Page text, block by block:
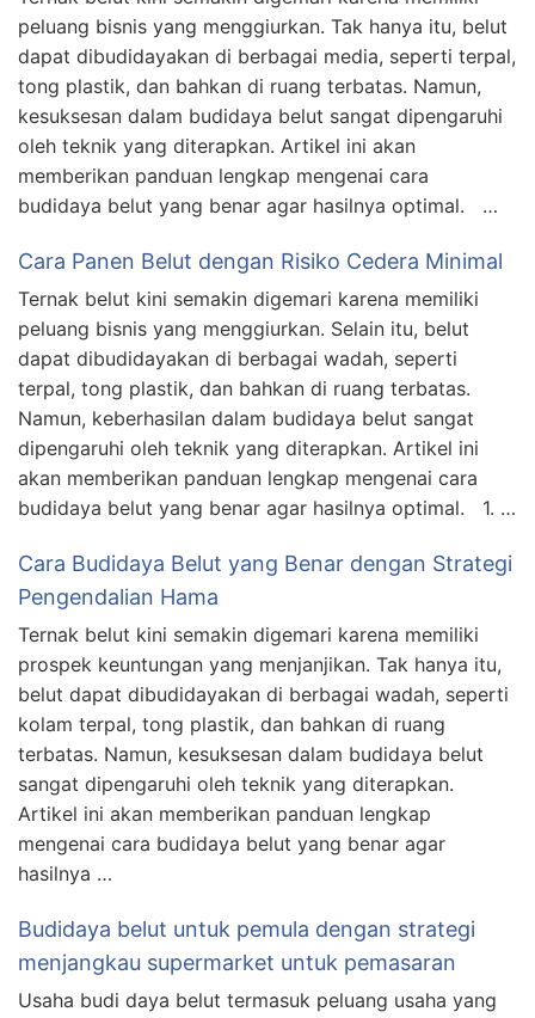
peluang bisnis yang menggiurkan. Tak hanya itu, belut
dapat dibudidayakan di berbagai media, seperti terpal,
tong plastik, dan bahkan di ruang terbatas. Namun,
kesuksesan dalam budidaya belut sangat dipengaruhi
oleh teknik yang diterapkan. Artikel ini akan
memberikan panduan lengkap mengenai cara
budidaya belut yang benar agar hasilnya optimal. …
Cara Panen Belut dengan Risiko Cedera Minimal
Ternak belut kini semakin digemari karena memiliki
peluang bisnis yang menggiurkan. Selain itu, belut
dapat dibudidayakan di berbagai wadah, seperti
terpal, tong plastik, dan bahkan di ruang terbatas.
Namun, keberhasilan dalam budidaya belut sangat
dipengaruhi oleh teknik yang diterapkan. Artikel ini
akan memberikan panduan lengkap mengenai cara
budidaya belut yang benar agar hasilnya optimal. 1. …
Cara Budidaya Belut yang Benar dengan Strategi
Pengendalian Hama
Ternak belut kini semakin digemari karena memiliki
prospek keuntungan yang menjanjikan. Tak hanya itu,
belut dapat dibudidayakan di berbagai wadah, seperti
kolam terpal, tong plastik, dan bahkan di ruang
terbatas. Namun, kesuksesan dalam budidaya belut
sangat dipengaruhi oleh teknik yang diterapkan.
Artikel ini akan memberikan panduan lengkap
mengenai cara budidaya belut yang benar agar
hasilnya …
Budidaya belut untuk pemula dengan strategi
menjangkau supermarket untuk pemasaran
Usaha budi daya belut termasuk peluang usaha yang